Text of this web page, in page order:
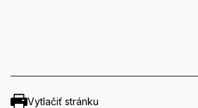
Vytlačiť stránku